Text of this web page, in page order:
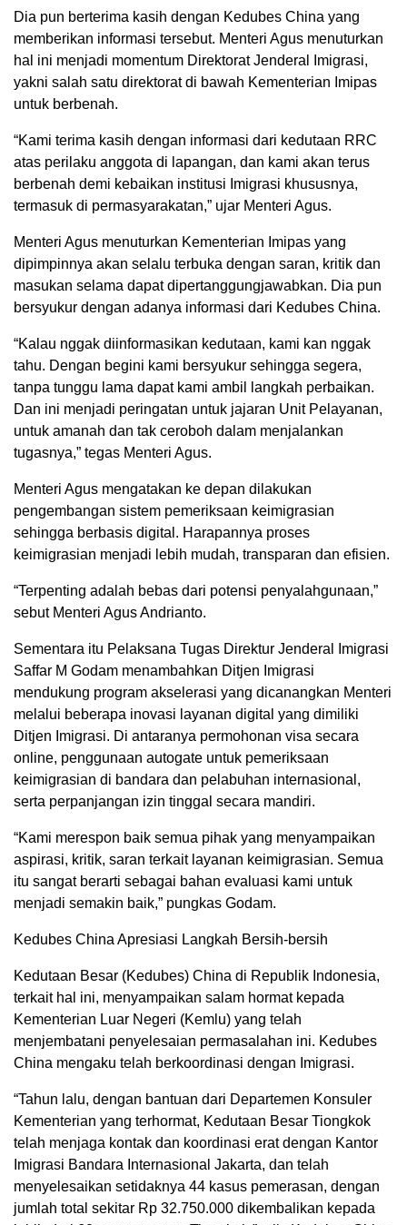
Dia pun berterima kasih dengan Kedubes China yang
memberikan informasi tersebut. Menteri Agus menuturkan
hal ini menjadi momentum Direktorat Jenderal Imigrasi,
yakni salah satu direktorat di bawah Kementerian Imipas
untuk berbenah.
“Kami terima kasih dengan informasi dari kedutaan RRC
atas perilaku anggota di lapangan, dan kami akan terus
berbenah demi kebaikan institusi Imigrasi khususnya,
termasuk di permasyarakatan,” ujar Menteri Agus.
Menteri Agus menuturkan Kementerian Imipas yang
dipimpinnya akan selalu terbuka dengan saran, kritik dan
masukan selama dapat dipertanggungjawabkan. Dia pun
bersyukur dengan adanya informasi dari Kedubes China.
“Kalau nggak diinformasikan kedutaan, kami kan nggak
tahu. Dengan begini kami bersyukur sehingga segera,
tanpa tunggu lama dapat kami ambil langkah perbaikan.
Dan ini menjadi peringatan untuk jajaran Unit Pelayanan,
untuk amanah dan tak ceroboh dalam menjalankan
tugasnya,” tegas Menteri Agus.
Menteri Agus mengatakan ke depan dilakukan
pengembangan sistem pemeriksaan keimigrasian
sehingga berbasis digital. Harapannya proses
keimigrasian menjadi lebih mudah, transparan dan efisien.
“Terpenting adalah bebas dari potensi penyalahgunaan,”
sebut Menteri Agus Andrianto.
Sementara itu Pelaksana Tugas Direktur Jenderal Imigrasi
Saffar M Godam menambahkan Ditjen Imigrasi
mendukung program akselerasi yang dicanangkan Menteri
melalui beberapa inovasi layanan digital yang dimiliki
Ditjen Imigrasi. Di antaranya permohonan visa secara
online, penggunaan autogate untuk pemeriksaan
keimigrasian di bandara dan pelabuhan internasional,
serta perpanjangan izin tinggal secara mandiri.
“Kami merespon baik semua pihak yang menyampaikan
aspirasi, kritik, saran terkait layanan keimigrasian. Semua
itu sangat berarti sebagai bahan evaluasi kami untuk
menjadi semakin baik,” pungkas Godam.
Kedubes China Apresiasi Langkah Bersih-bersih
Kedutaan Besar (Kedubes) China di Republik Indonesia,
terkait hal ini, menyampaikan salam hormat kepada
Kementerian Luar Negeri (Kemlu) yang telah
menjembatani penyelesaian permasalahan ini. Kedubes
China mengaku telah berkoordinasi dengan Imigrasi.
“Tahun lalu, dengan bantuan dari Departemen Konsuler
Kementerian yang terhormat, Kedutaan Besar Tiongkok
telah menjaga kontak dan koordinasi erat dengan Kantor
Imigrasi Bandara Internasional Jakarta, dan telah
menyelesaikan setidaknya 44 kasus pemerasan, dengan
jumlah total sekitar Rp 32.750.000 dikembalikan kepada